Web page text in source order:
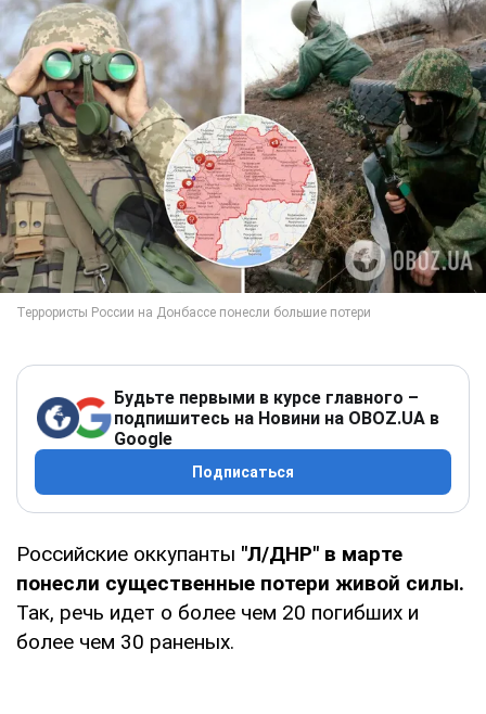
Будьте первыми в курсе главного –
подпишитесь на Новини на OBOZ.UA в
Google
Подписаться
Российские оккупанты "Л/ДНР" в марте
понесли существенные потери живой силы.
Так, речь идет о более чем 20 погибших и
более чем 30 раненых.